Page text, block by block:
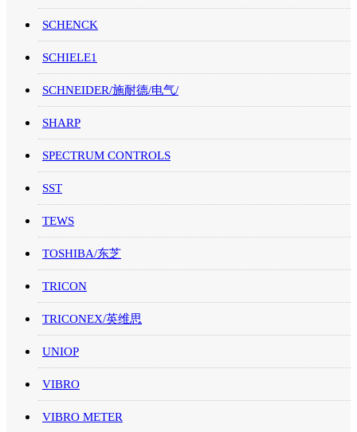
SCHENCK
SCHIELE1
SCHNEIDER/施耐德/电气/
SHARP
SPECTRUM CONTROLS
SST
TEWS
TOSHIBA/东芝
TRICON
TRICONEX/英维思
UNIOP
VIBRO
VIBRO METER